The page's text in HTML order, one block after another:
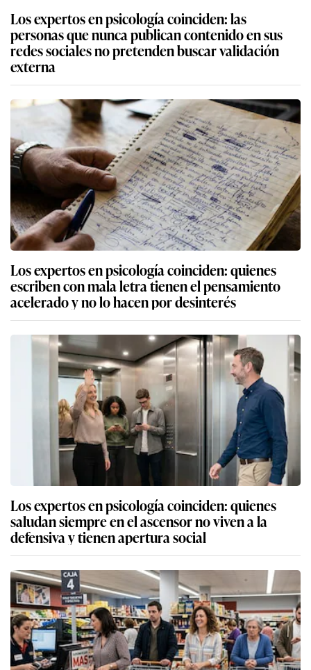
Los expertos en psicología coinciden: las
personas que nunca publican contenido en sus
redes sociales no pretenden buscar validación
externa
Los expertos en psicología coinciden: quienes
escriben con mala letra tienen el pensamiento
acelerado y no lo hacen por desinterés
Los expertos en psicología coinciden: quienes
saludan siempre en el ascensor no viven a la
defensiva y tienen apertura social